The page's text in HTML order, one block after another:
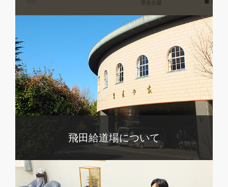
飛田給道場について